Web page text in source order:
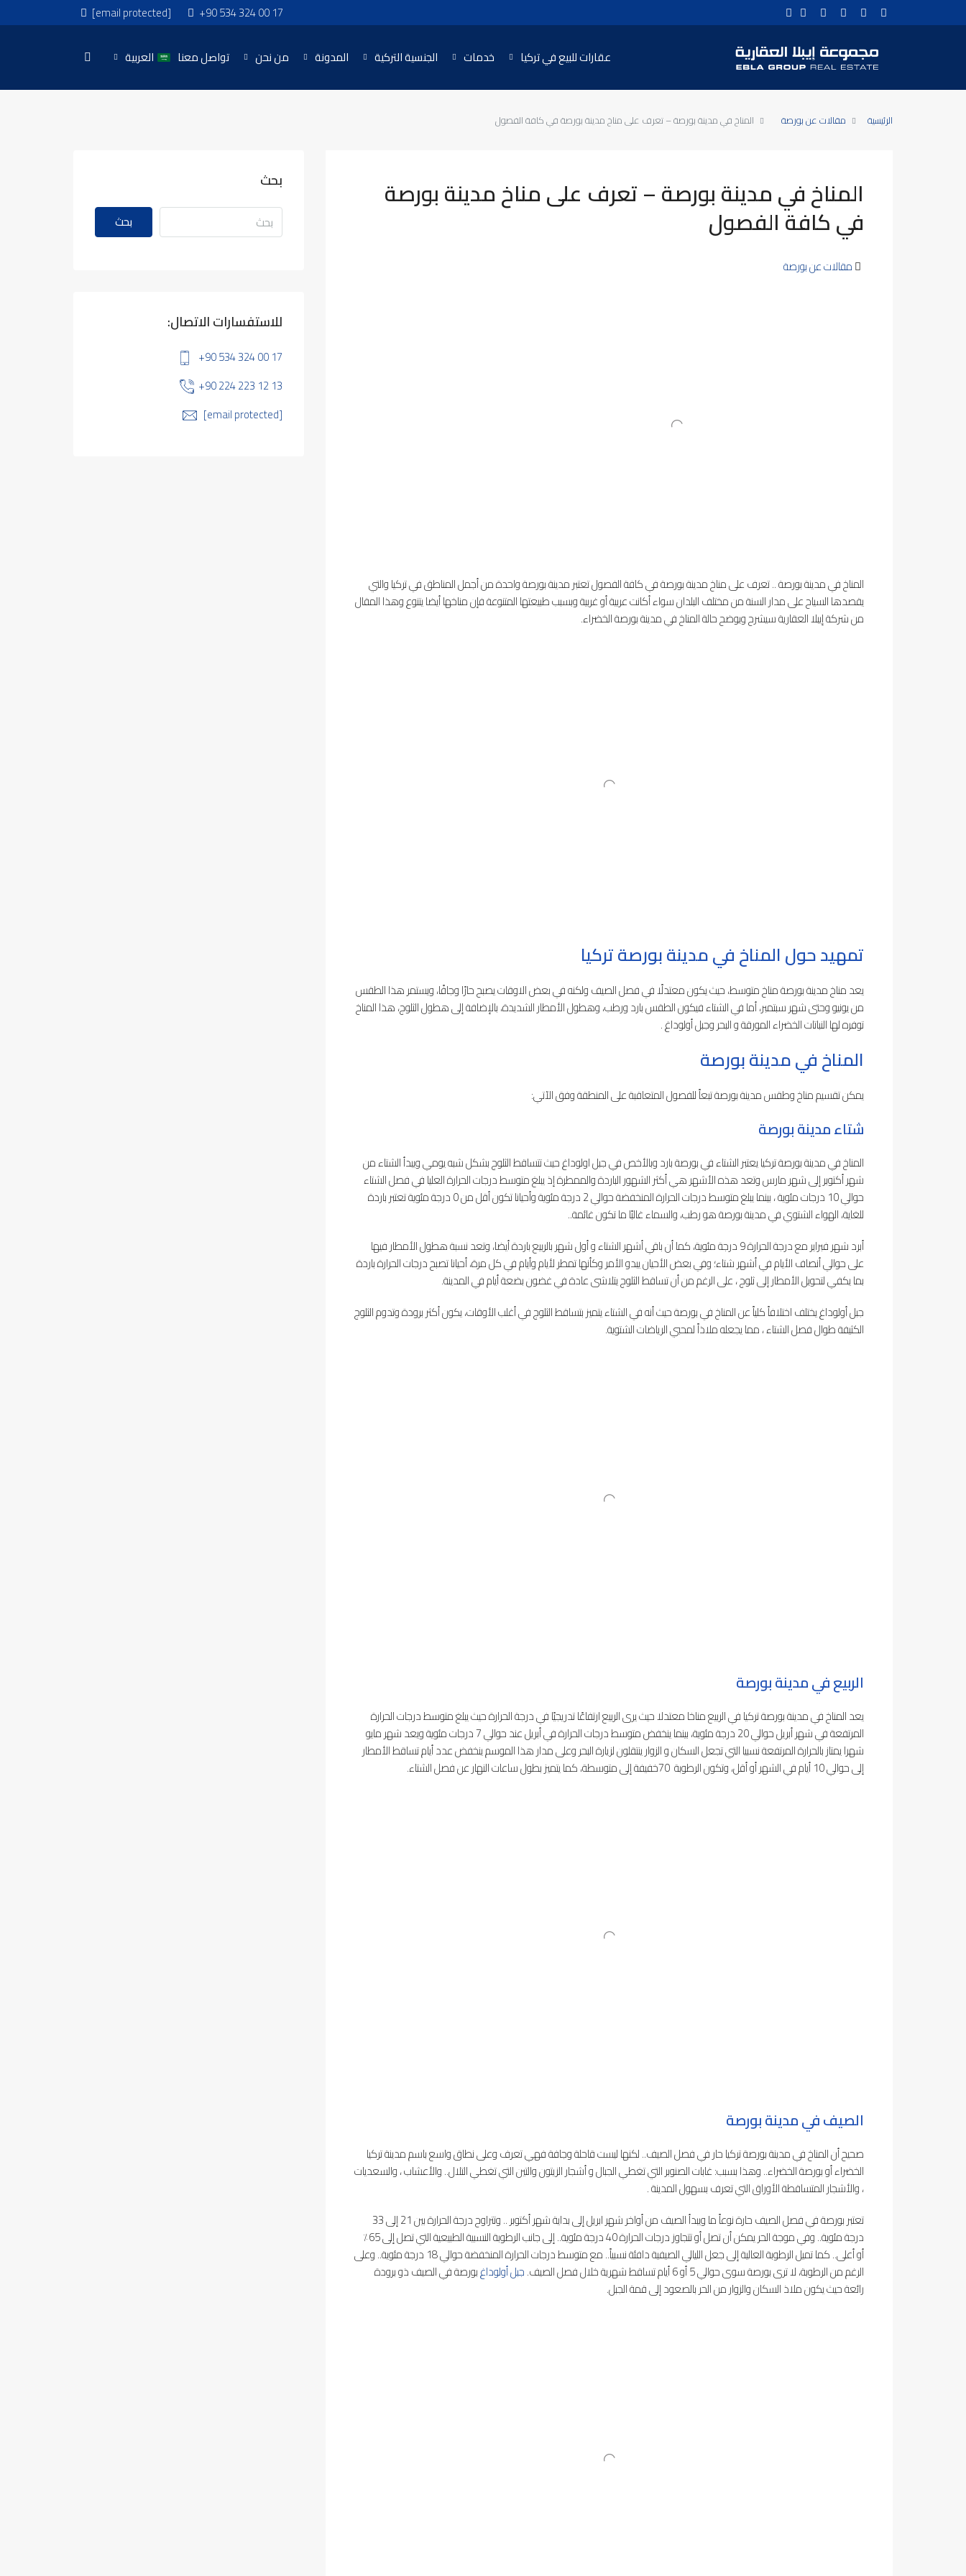
+90 534 324 00 17
[email protected]
عقارات للبيع في تركيا خدمات الجنسية التركية المدونة من نحن تواصل معنا العربية
الرئيسية مقالات عن بورصة المناخ في مدينة بورصة – تعرف على مناخ مدينة بورصة في كافة الفصول
المناخ في مدينة بورصة – تعرف على مناخ مدينة بورصة
في كافة الفصول
مقالات عن بورصة
المناخ في مدينة بورصة .. تعرف على مناخ مدينة بورصة في كافة الفصول تعتبر مدينة بورصة واحدة من أجمل المناطق في تركيا والتي
يقصدها السياح على مدار السنة من مختلف البلدان سواء أكانت عربية أو غربية وبسبب طبيعتها المتنوعة فإن مناخها أيضا يتنوع وهذا المقال
من شركة إيبلا العقارية سيشرح ويوضح حالة المناخ في مدينة بورصة الخضراء.
تمهيد حول المناخ في مدينة بورصة تركيا
يعد مناخ مدينة بورصة مناخ متوسط، حيث يكون معتدلًا في فصل الصيف ولكنه في بعض الاوقات يصبح حارًا وجافًا، ويستمر هذا الطقس
من يونيو وحتى شهر سبتمبر، أما في الشتاء فيكون الطقس بارد ورطب، وهطول الأمطار الشديدة، بالإضافة إلى هطول الثلوج، هذا المناخ
توفره لها النباتات الخضراء المورقة و البحر وجبل أولوداغ .
المناخ في مدينة بورصة
يمكن تقسيم مناخ وطقس مدينة بورصة تبعاً للفصول المتعاقبة على المنطقة وفق الآتي:
شتاء مدينة بورصة
المناخ في مدينة بورصة تركيا يعتبر الشتاء في بورصة بارد وبالأخص في جبل اولوداغ حيث تتساقط الثلوج بشكل شبه يومي ويبدأ الشتاء من
شهر أكتوبر إلى شهر مارس وتعد هذه الأشهر هي أكثر الشهور الباردة والممطرة إذ يبلغ متوسط ​​درجات الحرارة العليا في فصل الشتاء
حوالي 10 درجات مئوية ، بينما يبلغ متوسط ​​درجات الحرارة المنخفضة حوالي 2 درجة مئوية وأحيانا تكون أقل من 0 درجة مئوية تعتبر باردة
للغاية، الهواء الشتوي في مدينة بورصة هو رطب، والسماء غالبًا ما تكون غائمة..
أبرد شهر فبراير مع درجة الحرارة 9 درجة مئوية، كما أن باقي أشهر الشتاء و أول شهر بالربيع باردة أيضا، وتعد نسبة هطول الأمطار فيها
على حوالي أنصاف الأيام في أشهر شتاء؛ وفي بعض الأحيان يبدو الأمر وكأنها تمطر لأيام وأيام في كل مرة، أحيانا تصبح درجات الحرارة باردة
بما يكفي لتحويل الأمطار إلى ثلوج ، على الرغم من أن تساقط الثلوج يتلاشى عادة في غضون بضعة أيام في المدينة.
جبل أولوداغ يختلف اختلافاً كلياً عن المناخ في بورصة حيث أنه في الشتاء يتميز بتساقط الثلوج في أغلب الأوقات، يكون أكثر برودة وتدوم الثلوج
الكثيفة طوال فصل الشتاء ، مما يجعله ملاذاً لمحبي الرياضات الشتوية.
الربيع في مدينة بورصة
يعد المناخ في مدينة بورصة تركيا في الربيع مناخا معتدلا حيث يرى الربيع ارتفاعًا تدريجيًا في درجة الحرارة حيث يبلغ متوسط ​​درجات الحرارة
المرتفعة في شهر أبريل حوالي 20 درجة مئوية، بينما ينخفض ​​متوسط ​​درجات الحرارة في أبريل عند حوالي 7 درجات مئوية ويعد شهر مايو
شهرا يمتاز بالحرارة المرتفعة نسبيا التي تجعل السكان و الزوار ينتقلون لزيارة البحر وعلى مدار هذا الموسم ينخفض ​​عدد أيام تساقط الأمطار
إلى حوالي 10 أيام في الشهر أو أقل، وتكون الرطوبة 70خفيفة إلى متوسطة، كما يتميز بطول ساعات النهار عن فصل الشتاء.
الصيف في مدينة بورصة
صحيح أن المناخ في مدينة بورصة تركيا حار في فصل الصيف.. لكنها ليست قاحلة وجافة فهي تعرف وعلى نطاق واسع باسم مدينة تركيا
الخضراء أو بورصة الخضراء.. وهذا بسبب: غابات الصنوبر التي تغطي الجبال و أشجار الزيتون والتين التي تغطي التلال.. والأعشاب ، والسعديات
، والأشجار المتساقطة الأوراق التي تعرف بسهول المدينة .
تعتبر بورصة في فصل الصيف حارة نوعاً ما ويبدأ الصيف من أواخر شهر ابريل إلى بداية شهر أكتوبر .. وتتراوح درجة الحرارة بين 21 إلى 33
درجة مئوية.. وفي موجة الحر يمكن أن تصل أو تتجاوز درجات الحرارة 40 درجة مئوية.. إلى جانب الرطوبة النسبية الطبيعية التي تصل إلى 65٪
أو أعلى.. كما تميل الرطوبة العالية إلى جعل الليالي الصيفية دافئة نسبياً.. مع متوسط ​​درجات الحرارة المنخفضة حوالي 18 درجة مئوية.. وعلى
الرغم من الرطوبة، لا ترى بورصة سوى حوالي 5 أو 6 أيام تساقط شهرية خلال فصل الصيف.
جبل أولوداغبورصة في الصيف ذو برودة
رائعة حيث يكون ملاذ السكان والزوار من الحر بالصعود إلى قمة الجبل.
بحث
بحث
للاستفسارات الاتصال:
+90 534 324 00 17
+90 224 223 12 13
[email protected]